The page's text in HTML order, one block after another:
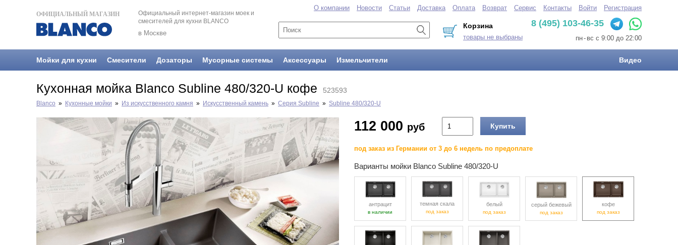
ОФИЦИАЛЬНЫЙ МАГАЗИН
Официальный интернет-магазин моек и
смесителей для кухни BLANCO
в Москве
8 (495) 103-46-35
пн- вс с 9:00 до 22:00
Корзина
товары не выбраны
Мойки для кухни Смесители Дозаторы Мусорные системы Аксессуары Измельчители Видео
О компании Новости Статьи Доставка Оплата Возврат Сервис Контакты Войти Регистрация
Кухонная мойка Blanco Subline 480/320-U кофе 523593
Blanco » Кухонные мойки » Из искусственного камня » Искусственный камень » Серия Subline » Subline 480/320-U
112 000 руб Купить
под заказ из Германии от 3 до 6 недель по предоплате
Варианты мойки Blanco Subline 480/320-U
антрацит
в наличии
темная скала
под заказ
белый
под заказ
серый бежевый
под заказ
кофе
под заказ